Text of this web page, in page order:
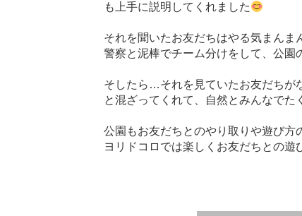
も上手に説明してくれました
それを聞いたお友だちはやる気まんま
警察と泥棒でチーム分けをして、公園
そしたら…それを見ていたお友だちが
と混ざってくれて、自然とみんなでた
公園もお友だちとのやり取りや遊び方
ヨリドコロでは楽しくお友だちとの遊